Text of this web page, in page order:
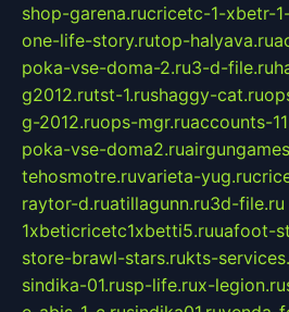
shop-garena.rucricetc-1-xbetr-
one-life-story.rutop-halyava.ru
poka-vse-doma-2.ru3-d-file.ru
g2012.rutst-1.rushaggy-cat.ru
g-2012.ruops-mgr.ruaccounts-
poka-vse-doma2.ru
tehosmotre.ruvarieta-yug.ru
raytor-d.ruatillagunn.ru3d-file.ru
1xbeticricetc1xbetti5.ruuafoot-
store-brawl-stars.rukts-
sindika-01.rusp-life.rux-legion.ru